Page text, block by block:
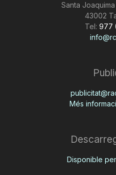
Santa
43002
Tel: 977
Més
Disponible